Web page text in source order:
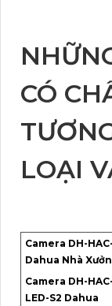
CÓ
LOẠI
Camera DH-
Dahua Nhà
Camera DH-
LED-S2 Dahua